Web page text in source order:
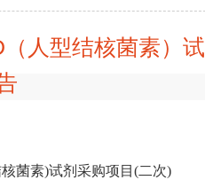
人型结核菌素）试
菌素)试剂采购项目(二次)